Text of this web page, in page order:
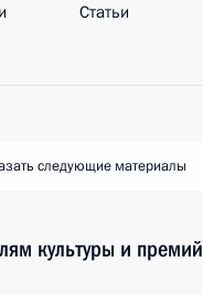
Статьи
следующие материалы
культуры и премий